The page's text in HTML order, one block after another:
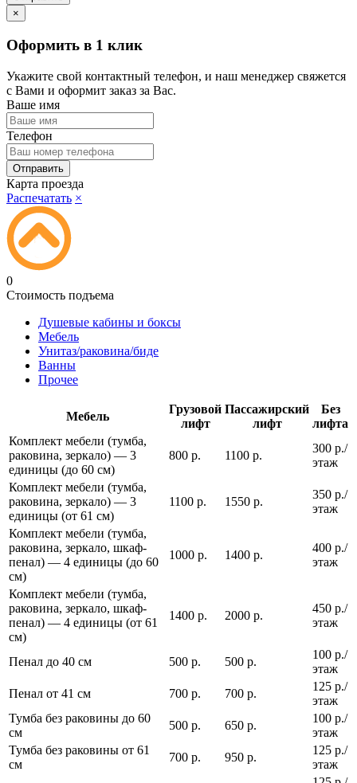
×
Оформить в 1 клик
Укажите свой контактный телефон, и наш менеджер свяжется
с Вами и оформит заказ за Вас.
Ваше имя
Телефон
Карта проезда
Распечатать ×
0
Стоимость подъема
Душевые кабины и боксы
Мебель
Унитаз/раковина/биде
Ванны
Прочее
Мебель
Грузовой
лифт
Пассажирский
лифт
Без
лифта
Комплект мебели (тумба,
раковина, зеркало) — 3
единицы (до 60 см)
800 р. 1100 р.
300 р./
этаж
Комплект мебели (тумба,
раковина, зеркало) — 3
единицы (от 61 см)
1100 р. 1550 р.
350 р./
этаж
Комплект мебели (тумба,
раковина, зеркало, шкаф-
пенал) — 4 единицы (до 60
см)
1000 р. 1400 р.
400 р./
этаж
Комплект мебели (тумба,
раковина, зеркало, шкаф-
пенал) — 4 единицы (от 61
см)
1400 р. 2000 р.
450 р./
этаж
Пенал до 40 см 500 р. 500 р.
100 р./
этаж
Пенал от 41 см
700 р. 700 р.
125 р./
этаж
Тумба без раковины до 60
см
500 р. 650 р.
100 р./
этаж
Тумба без раковины от 61
см
700 р. 950 р.
125 р./
этаж